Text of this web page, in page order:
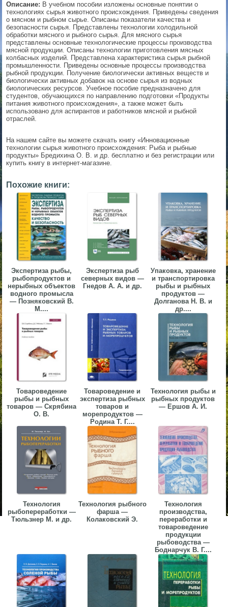
Описание: В учебном пособии изложены основные понятии о
технологиях сырья животного происхождения. Приведены сведения
о мясном и рыбном сырье. Описаны показатели качества и
безопасности сырья. Представлены технологии холодильной
обработки мясного и рыбного сырья. Для мясного сырья
представлены основные технологические процессы производства
мясной продукции. Описаны технологии приготовления мясных
колбасных изделий. Представлена характеристика сырья рыбной
промышленности. Приведены основные процессы производства
рыбной продукции. Получение биологически активных веществ и
биологически активных добавок на основе сырья из водных
биологических ресурсов. Учебное пособие предназначено для
студентов, обучающихся по направлению подготовки «Продукты
питания животного происхождения», а также может быть
использовано для аспирантов и работников мясной и рыбной
отраслей.
На нашем сайте вы можете скачать книгу «Инновационные
технологии сырья животного происхождения: Рыба и рыбные
продукты» Бредихина О. В. и др. бесплатно и без регистрации или
купить книгу в интернет-магазине.
Похожие книги:
Экспертиза рыбы,
рыбопродуктов и
нерыбных объектов
водного промысла
— Позняковский В.
М....
Экспертиза рыб
северных видов —
Гнедов А. А. и др.
Упаковка, хранение
и транспортировка
рыбы и рыбных
продуктов —
Долганова Н. В. и
др....
Товароведение
рыбы и рыбных
товаров — Скрябина
О. В.
Товароведение и
экспертиза рыбных
товаров и
морепродуктов —
Родина Т. Г....
Технология рыбы и
рыбных продуктов
— Ершов А. И.
Технология
рыбопереработки —
Тюльзнер М. и др.
Технология рыбного
фарша —
Колаковский Э.
Технология
производства,
переработки и
товароведение
продукции
рыбоводства —
Боднарчук В. Г....
▼
▼
▼
▼
▼
▼